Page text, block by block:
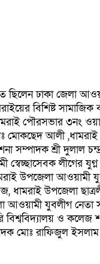
ঢাকা জেলা
বিশিষ্ট সামাজিক
পৌরসভার ৩নং
মোকছেদ আলী
সম্পাদক শ্রী দুলাল
স্বেচ্ছাসেবক লীগের
উপজেলা আওয়ামী
ধামরাই উপজেলা
যুবলীগ নেতা
বিশ্ববিদ্যালয় ও কলেজ
মোঃ রাফিজুল ইসলাম